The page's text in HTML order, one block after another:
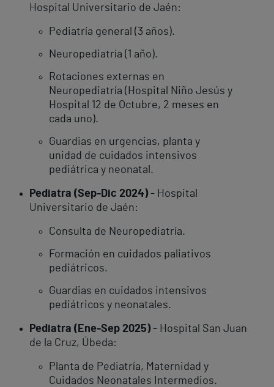
Hospital Universitario de Jaén:
Pediatría general (3 años). ​
Neuropediatría (1 año). ​
Rotaciones externas en
Neuropediatría (Hospital Niño Jesús y
Hospital 12 de Octubre, 2 meses en
cada uno). ​
Guardias en urgencias, planta y
unidad de cuidados intensivos
pediátrica y neonatal. ​
Pediatra (Sep-Dic 2024)- Hospital
Universitario de Jaén:
Consulta de Neuropediatría.
Formación en cuidados paliativos
pediátricos. ​
Guardias en cuidados intensivos
pediátricos y neonatales. ​
Pediatra (Ene-Sep 2025)- Hospital San Juan
de la Cruz, Úbeda:
Planta de Pediatría, Maternidad y
Cuidados Neonatales Intermedios. ​